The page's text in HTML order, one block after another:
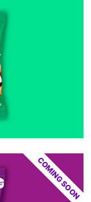
COMING SOON